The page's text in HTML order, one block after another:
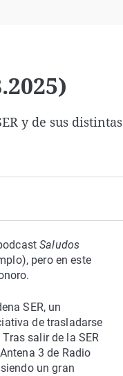
y de sus distintas
Saludos
pero en este
SER, un
de trasladarse
salir de la SER
3 de Radio
un gran